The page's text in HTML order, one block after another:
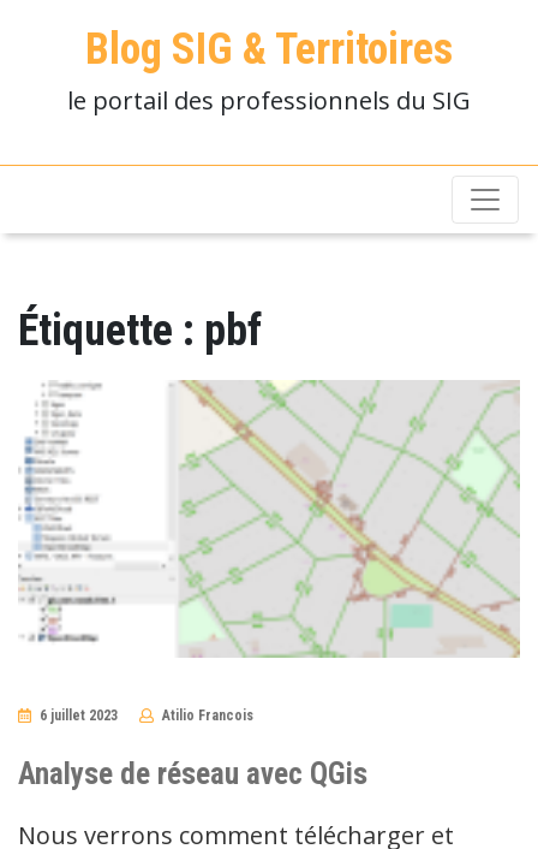
Blog SIG & Territoires
le portail des professionnels du SIG
Étiquette : pbf
6 juillet 2023 Atilio Francois
Analyse de réseau avec QGis
Nous verrons comment télécharger et